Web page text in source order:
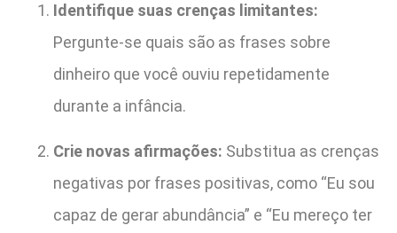
Identifique suas crenças limitantes:
Pergunte-se quais são as frases sobre
dinheiro que você ouviu repetidamente
durante a infância.
Crie novas afirmações: Substitua as crenças
negativas por frases positivas, como “Eu sou
capaz de gerar abundância” e “Eu mereço ter